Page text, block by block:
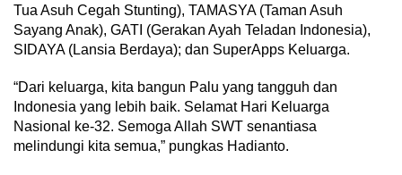
Tua Asuh Cegah Stunting), TAMASYA (Taman Asuh
Sayang Anak), GATI (Gerakan Ayah Teladan Indonesia),
SIDAYA (Lansia Berdaya); dan SuperApps Keluarga.
“Dari keluarga, kita bangun Palu yang tangguh dan
Indonesia yang lebih baik. Selamat Hari Keluarga
Nasional ke-32. Semoga Allah SWT senantiasa
melindungi kita semua,” pungkas Hadianto.